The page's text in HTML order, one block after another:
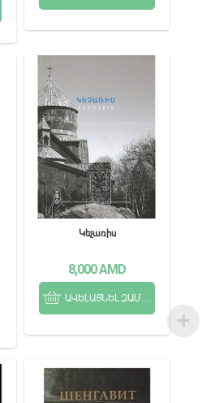
Կեչառիս
8,000AMD
ԱՎԵԼԱՑՆԵԼ ԶԱՄԲՅՈՒՂ